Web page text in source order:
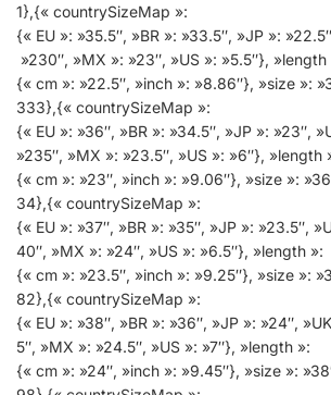
1},{« countrySizeMap »:
{« EU »: »35.5″, »BR »: »33.5″, »JP »:
»230″, »MX »: »23″, »US »: »5.5″}, »length
{« cm »: »22.5″, »inch »: »8.86″}, »size »:
333},{« countrySizeMap »:
{« EU »: »36″, »BR »: »34.5″, »JP »: »23″,
»235″, »MX »: »23.5″, »US »: »6″}, »length
{« cm »: »23″, »inch »: »9.06″}, »size »:
34},{« countrySizeMap »:
{« EU »: »37″, »BR »: »35″, »JP »: »23.5″,
40″, »MX »: »24″, »US »: »6.5″}, »length »:
{« cm »: »23.5″, »inch »: »9.25″}, »size »:
82},{« countrySizeMap »:
{« EU »: »38″, »BR »: »36″, »JP »: »24″,
5″, »MX »: »24.5″, »US »: »7″}, »length »:
{« cm »: »24″, »inch »: »9.45″}, »size »: